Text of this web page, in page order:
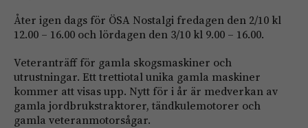
Åter igen dags för ÖSA Nostalgi fredagen den 2/10 kl
12.00 – 16.00 och lördagen den 3/10 kl 9.00 – 16.00.
Veteranträff för gamla skogsmaskiner och
utrustningar. Ett trettiotal unika gamla maskiner
kommer att visas upp. Nytt för i år är medverkan av
gamla jordbrukstraktorer, tändkulemotorer och
gamla veteranmotorsågar.